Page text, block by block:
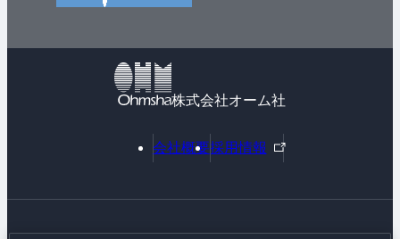
株式会社オーム社
会社概要採用情報
外
部
ン